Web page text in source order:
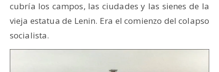
cubría los campos, las ciudades y las sienes de la
vieja estatua de Lenin. Era el comienzo del colapso
socialista.